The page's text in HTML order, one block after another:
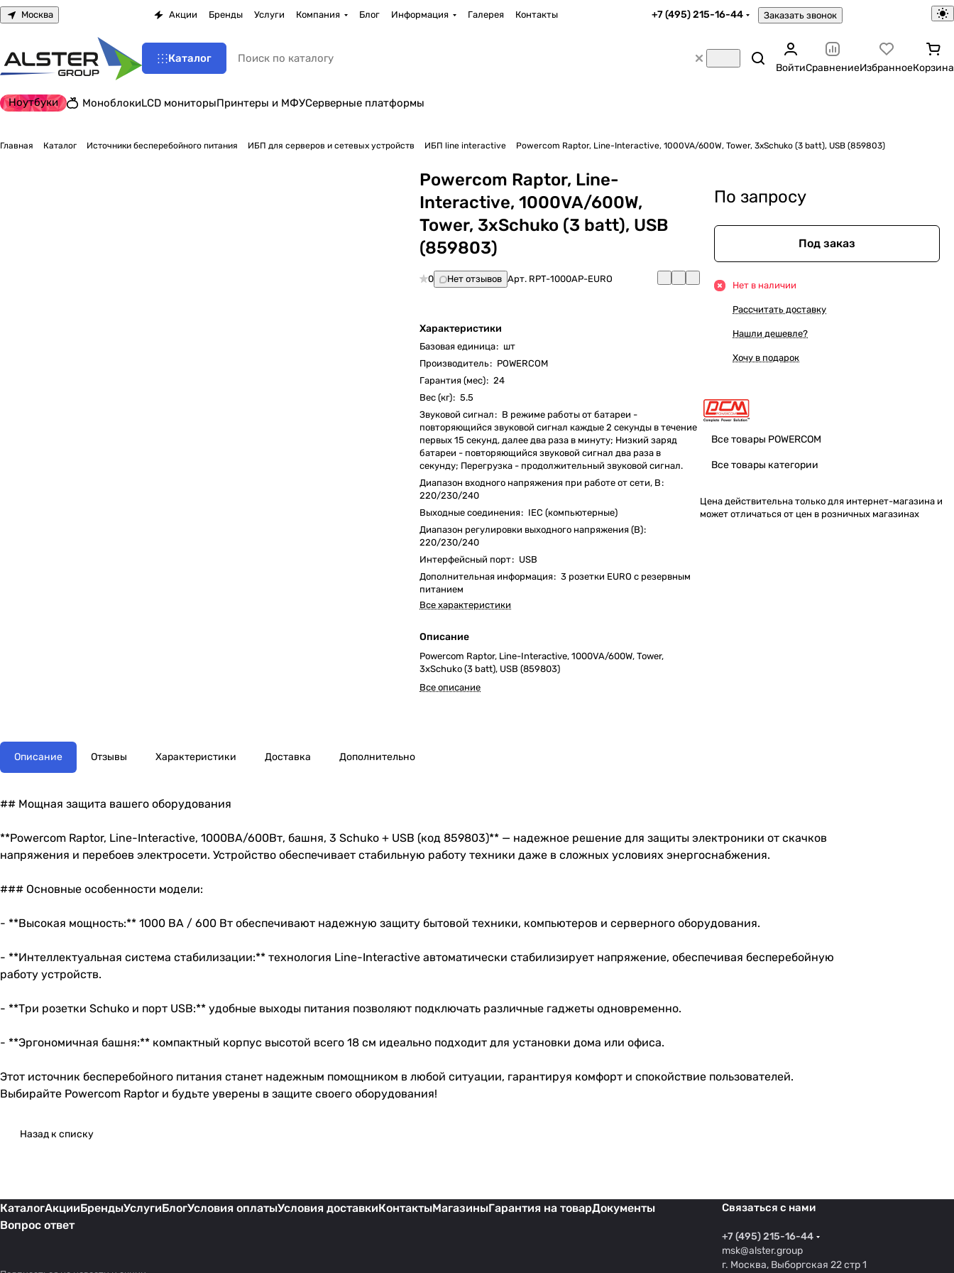
Москва Акции Бренды Услуги Компания Блог Информация Галерея Контакты +7 (495) 215-16-44 Заказать звонок
Каталог
ВойтиСравнениеИзбранноеКорзина
Ноутбуки МоноблокиLCD мониторыПринтеры и МФУСерверные платформы
Главная Каталог Источники бесперебойного питания ИБП для серверов и сетевых устройств ИБП linе interactive Powercom Raptor, Line-Interactive, 1000VA/600W, Tower, 3xSchuko (3 batt), USB (859803)
Powercom Raptor, Line-
Interactive, 1000VA/600W,
Tower, 3xSchuko (3 batt), USB
(859803)
0 Нет отзывов Арт. RPT-1000AP-EURO
Характеристики
Базовая единица: шт
Производитель: POWERCOM
Гарантия (мес): 24
Вес (кг): 5.5
Звуковой сигнал: В режиме работы от батареи -
повторяющийся звуковой сигнал каждые 2 секунды в течение
первых 15 секунд, далее два раза в минуту; Низкий заряд
батареи - повторяющийся звуковой сигнал два раза в
секунду; Перегрузка - продолжительный звуковой сигнал.
Диапазон входного напряжения при работе от сети, В:
220/230/240
Выходные соединения: IEC (компьютерные)
Диапазон регулировки выходного напряжения (В):
220/230/240
Интерфейсный порт: USB
Дополнительная информация: 3 розетки EURO с резервным
питанием
Все характеристики
Описание
Powercom Raptor, Line-Interactive, 1000VA/600W, Tower,
3xSchuko (3 batt), USB (859803)
Все описание
По запросу
Под заказ
Нет в наличии
Рассчитать доставку
Нашли дешевле?
Хочу в подарок
Все товары POWERCOM
Все товары категории
Цена действительна только для интернет-магазина и
может отличаться от цен в розничных магазинах
Описание Отзывы Характеристики Доставка Дополнительно
## Мощная защита вашего оборудования
**Powercom Raptor, Line-Interactive, 1000ВА/600Вт, башня, 3 Schuko + USB (код 859803)** — надежное решение для защиты электроники от скачков
напряжения и перебоев электросети. Устройство обеспечивает стабильную работу техники даже в сложных условиях энергоснабжения.
### Основные особенности модели:
- **Высокая мощность:** 1000 ВА / 600 Вт обеспечивают надежную защиту бытовой техники, компьютеров и серверного оборудования.
- **Интеллектуальная система стабилизации:** технология Line-Interactive автоматически стабилизирует напряжение, обеспечивая бесперебойную
работу устройств.
- **Три розетки Schuko и порт USB:** удобные выходы питания позволяют подключать различные гаджеты одновременно.
- **Эргономичная башня:** компактный корпус высотой всего 18 см идеально подходит для установки дома или офиса.
Этот источник бесперебойного питания станет надежным помощником в любой ситуации, гарантируя комфорт и спокойствие пользователей.
Выбирайте Powercom Raptor и будьте уверены в защите своего оборудования!
Назад к списку
КаталогАкцииБрендыУслугиБлогУсловия оплатыУсловия доставкиКонтактыМагазиныГарантия на товарДокументы
Вопрос ответ
Связаться с нами
+7 (495) 215-16-44
msk@alster.group
г. Москва, Выборгская 22 стр 1